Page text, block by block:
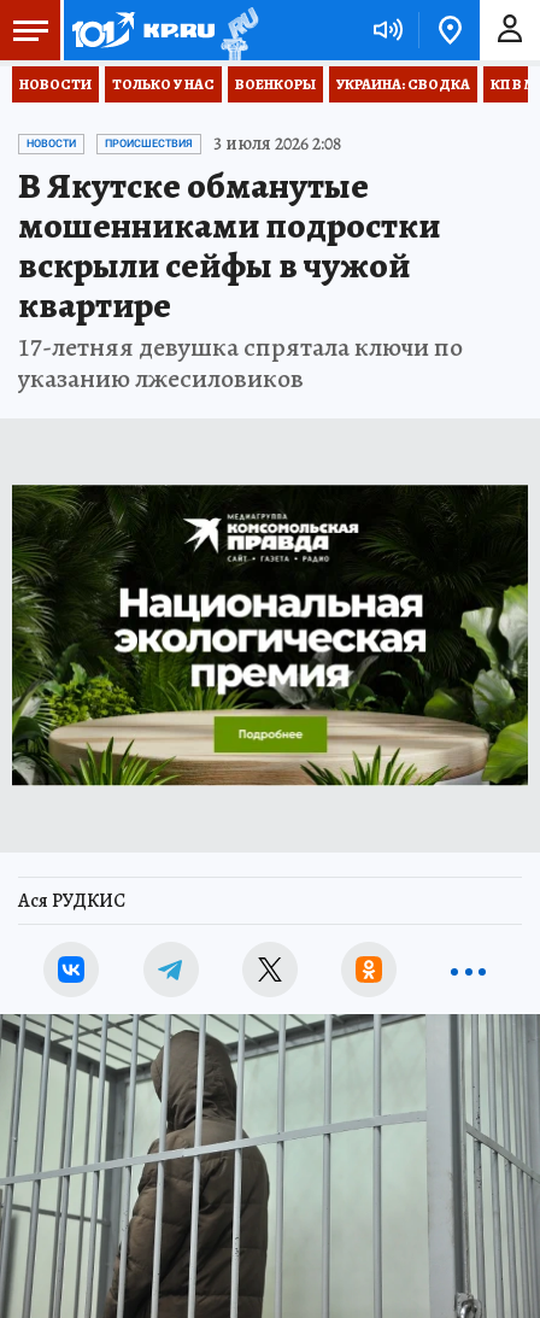
НОВОСТИ ТОЛЬКО У НАС ВОЕНКОРЫ УКРАИНА: СВОДКА КП В
НОВОСТИ ПРОИСШЕСТВИЯ 3 июля 2026 2:08
В Якутске обманутые
мошенниками подростки
вскрыли сейфы в чужой
квартире
17-летняя девушка спрятала ключи по
указанию лжесиловиков
Ася РУДКИС